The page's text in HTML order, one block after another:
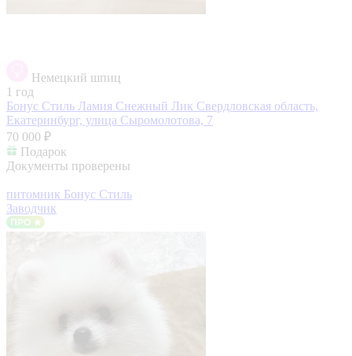
Немецкий шпиц
1 год
Бонус Стиль Ламия Снежный Лик Свердловская область,
Екатеринбург, улица Сыромолотова, 7
70 000 ₽
Подарок
Документы проверены
питомник Бонус Стиль
Заводчик